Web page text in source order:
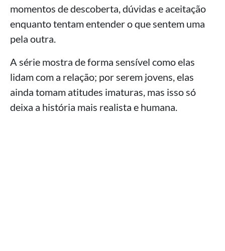
momentos de descoberta, dúvidas e aceitação
enquanto tentam entender o que sentem uma
pela outra.
A série mostra de forma sensível como elas
lidam com a relação; por serem jovens, elas
ainda tomam atitudes imaturas, mas isso só
deixa a história mais realista e humana.